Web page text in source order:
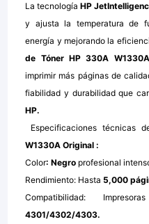
La tecnología HP
y ajusta la temperatura de
energía y mejorando la
de Tóner HP 330A
imprimir más páginas de
fiabilidad y durabilidad que
HP.
Especificaciones técnicas
W1330A Original :
Color: Negro profesional
Rendimiento: Hasta5,000
Compatibilidad: Impresoras
4301/4302/4303.